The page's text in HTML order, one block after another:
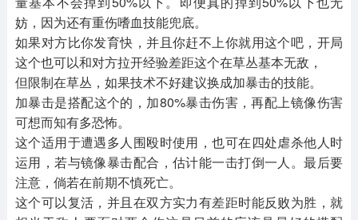
妨，因为还有重伤嗜血技能兜底。
如果对方比你发育快，并且你赶不上你就用这个吧，开局
这个也可以和对方拉开经验差距这个在草丛基本无敌，
但限制在草丛，如果技术不好建议换成加暴击的技能。
加暴击是搭配这个的，加80%暴击伤害，再配上镜像伤害
可想而知有多恐怖。
这个适用于遭遇多人围殴时使用，也可在四处虐杀他人时
运用，若与镜像暴击配合，估计能一击打倒一人。最后要
注意，倘若在前期不慎死亡。
这个可以复活，并且在双方实力有差距时能反败为胜，就